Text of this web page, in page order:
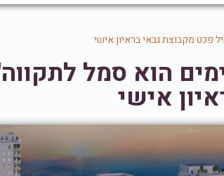
פכט מקבוצת גבאי בראיון אישי
הוא סמל
אישי